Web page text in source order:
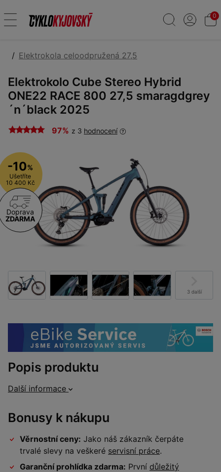
0
Elektrokola celoodpružená 27,5
Elektrokolo Cube Stereo Hybrid
ONE22 RACE 800 27,5 smaragdgrey
´n´black 2025
97% z 3 hodnocení
-10%
Ušetříte
10 400 Kč
Doprava
ZDARMA
3 další
Popis produktu
Další informace
Bonusy k nákupu
Věrnostní ceny: Jako náš zákazník čerpáte
trvalé slevy na veškeré servisní práce.
Garanční prohlídka zdarma: První důležitý